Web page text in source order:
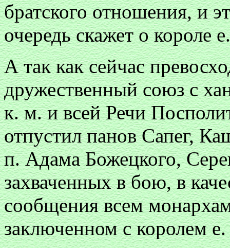
братского отношения, и
очередь скажет о короле
А так как сейчас
дружественный союз с
к. м. и всей Речи
отпустил панов Сапег,
п. Адама Божецкого,
захваченных в бою, в
сообщения всем
заключенном с королем